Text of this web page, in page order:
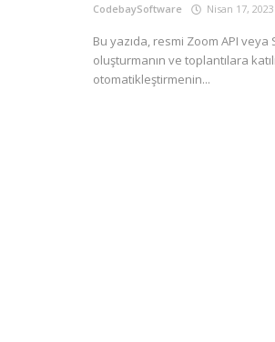
CodebaySoftware Nisan 17, 2023
Bu yazıda, resmi Zoom API
oluşturmanın ve toplantılara
otomatikleştirmenin...